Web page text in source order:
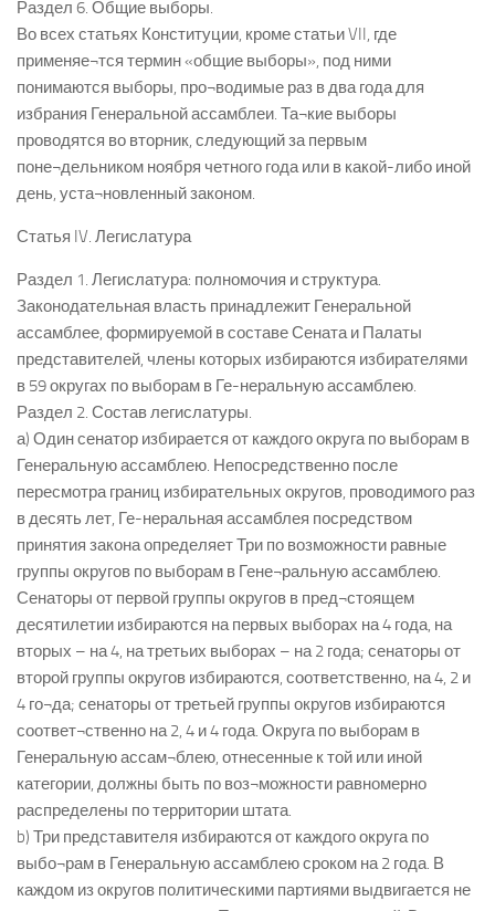
Раздел 6. Общие выборы.
Во всех статьях Конституции, кроме статьи VII, где
применяе¬тся термин «общие выборы», под ними
понимаются выборы, про¬водимые раз в два года для
избрания Генеральной ассамблеи. Та¬кие выборы
проводятся во вторник, следующий за первым
поне¬дельником ноября четного года или в какой-либо иной
день, уста¬новленный законом.
Статья IV. Легислатура
Раздел 1. Легислатура: полномочия и структура.
Законодательная власть принадлежит Генеральной
ассамблее, формируемой в составе Сената и Палаты
представителей, члены которых избираются избирателями
в 59 округах по выборам в Ге-неральную ассамблею.
Раздел 2. Состав легислатуры.
а) Один сенатор избирается от каждого округа по выборам в
Генеральную ассамблею. Непосредственно после
пересмотра границ избирательных округов, проводимого раз
в десять лет, Ге-неральная ассамблея посредством
принятия закона определяет Три по возможности равные
группы округов по выборам в Гене¬ральную ассамблею.
Сенаторы от первой группы округов в пред¬стоящем
десятилетии избираются на первых выборах на 4 года, на
вторых – на 4, на третьих выборах – на 2 года; сенаторы от
второй группы округов избираются, соответственно, на 4, 2 и
4 го¬да; сенаторы от третьей группы округов избираются
соответ¬ственно на 2, 4 и 4 года. Округа по выборам в
Генеральную ассам¬блею, отнесенные к той или иной
категории, должны быть по воз¬можности равномерно
распределены по территории штата.
b) Три представителя избираются от каждого округа по
выбо¬рам в Генеральную ассамблею сроком на 2 года. В
каждом из округов политическими партиями выдвигается не